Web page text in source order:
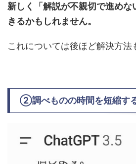
新しく「解説が不親切で進めな
きるかもしれません。
これについては後ほど解決方法
②調べものの時間を短縮す